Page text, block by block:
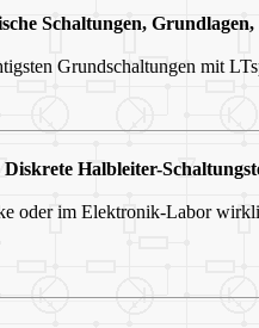
Schaltungen,
Grundschaltungen mit
Diskrete Halbleiter-
oder im Elektronik-Labor